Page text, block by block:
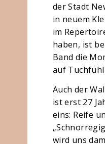
der Stadt
in neuem
im
haben, ist
Band die
auf
Auch der
ist erst 27
eins: Reife
wird uns